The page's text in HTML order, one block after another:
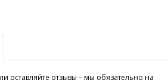
оставляйте отзывы – мы обязательно на